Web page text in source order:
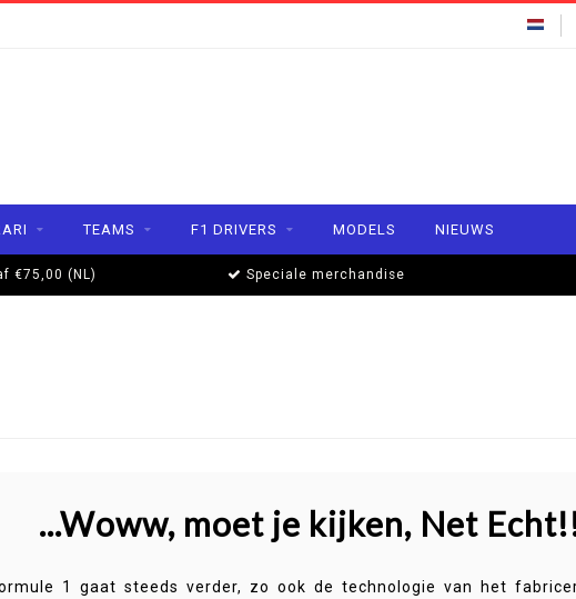
TEAMS F1 DRIVERS MODELS NIEUWS
€75,00 (NL) Speciale merchandise
...Woww, moet je kijken, Net
1 gaat steeds verder, zo ook de technologie van het